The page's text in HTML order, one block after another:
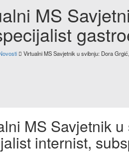
MS
Virtualni MS Savjetnik u svibnju: Dora
MS Savjetnik
internist,